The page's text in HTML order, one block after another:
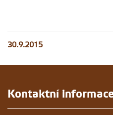
30.9.2015
Kontaktní